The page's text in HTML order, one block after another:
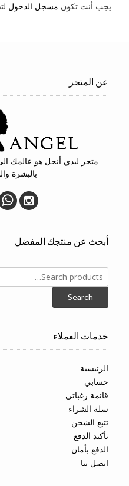
يجب أنت تكون مسجل الدخول
عن المتجر
متجر ليدي أنجل هو عالمك
بالبشرة
أبحث عن منتجك المفضل
Search
for:
Search
خدمات العملاء
الرئيسية
حسابي
قائمة رغباتي
سلة الشراء
تتبع الشحن
تأكيد الدفع
الدفع بأمان
اتصل بنا